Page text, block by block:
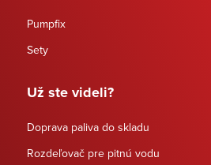
Pumpfix
Sety
Už ste videli?
Doprava paliva do skladu
Rozdeľovač pre pitnú vodu